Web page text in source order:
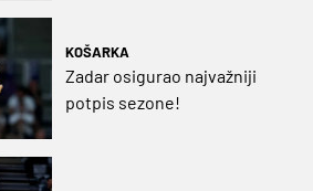
KOŠARKA
Zadar osigurao najvažniji
potpis sezone!